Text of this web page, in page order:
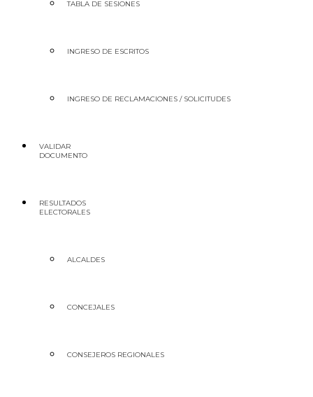
TABLA DE SESIONES
INGRESO DE ESCRITOS
INGRESO DE RECLAMACIONES / SOLICITUDES
VALIDAR
DOCUMENTO
RESULTADOS
ELECTORALES
ALCALDES
CONCEJALES
CONSEJEROS REGIONALES